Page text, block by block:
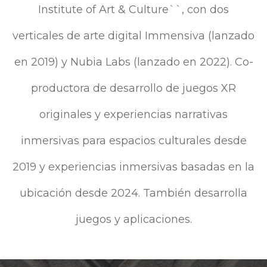
Institute of Art & Culture``, con dos
verticales de arte digital Immensiva (lanzado
en 2019) y Nubia Labs (lanzado en 2022). Co-
productora de desarrollo de juegos XR
originales y experiencias narrativas
inmersivas para espacios culturales desde
2019 y experiencias inmersivas basadas en la
ubicación desde 2024. También desarrolla
juegos y aplicaciones.